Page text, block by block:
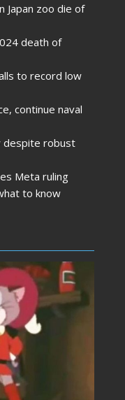
Japan zoo die of
death of
to record low
continue naval
despite robust
Meta ruling
to know